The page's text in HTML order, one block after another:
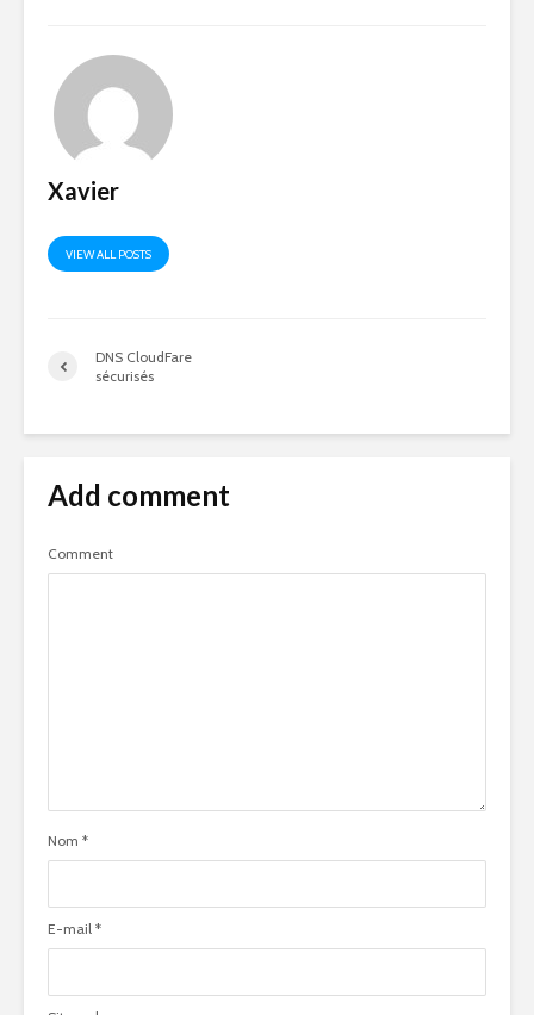
Xavier
VIEW ALL POSTS
DNS CloudFare
sécurisés
Add comment
Comment
Nom *
E-mail *